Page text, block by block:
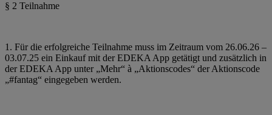
§ 2 Teilnahme
1. Für die erfolgreiche Teilnahme muss im Zeitraum vom 26.06.26 –
03.07.25 ein Einkauf mit der EDEKA App getätigt und zusätzlich in
der EDEKA App unter „Mehr“ à „Aktionscodes“ der Aktionscode
„#fantag“ eingegeben werden.